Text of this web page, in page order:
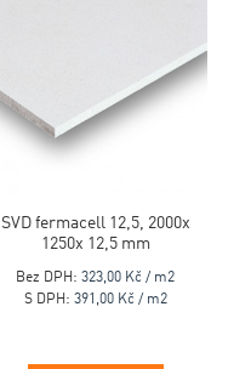
SVD fermacell 12,5, 2000x
1250x 12,5 mm
Bez DPH: 323,00 Kč / m2
S DPH: 391,00 Kč / m2